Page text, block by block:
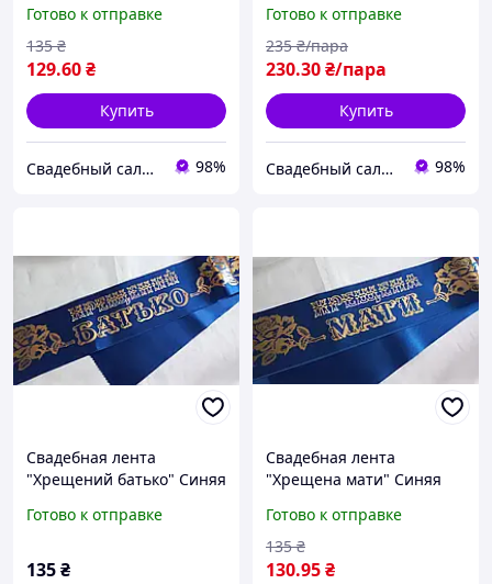
Готово к отправке
129.60₴
135 ₴
Купить
Свадебный салон "ПРИНЦЕССА" 98%
Готово к отправке
230.30₴/пара
235 ₴/пара
Купить
Свадебный салон "ПРИНЦЕССА" 98%
Свадебная лента
"Хрещений батько" Синяя
Готово к отправке
135₴
Свадебная лента
"Хрещена мати" Синяя
Готово к отправке
130.95₴
135 ₴